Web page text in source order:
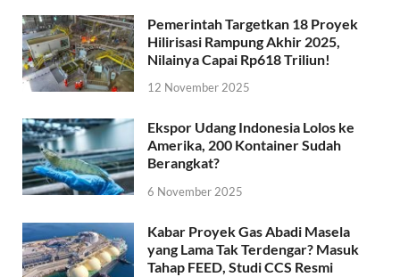
Pemerintah Targetkan 18 Proyek
Hilirisasi Rampung Akhir 2025,
Nilainya Capai Rp618 Triliun!
12 November 2025
Ekspor Udang Indonesia Lolos ke
Amerika, 200 Kontainer Sudah
Berangkat?
6 November 2025
Kabar Proyek Gas Abadi Masela
yang Lama Tak Terdengar? Masuk
Tahap FEED, Studi CCS Resmi